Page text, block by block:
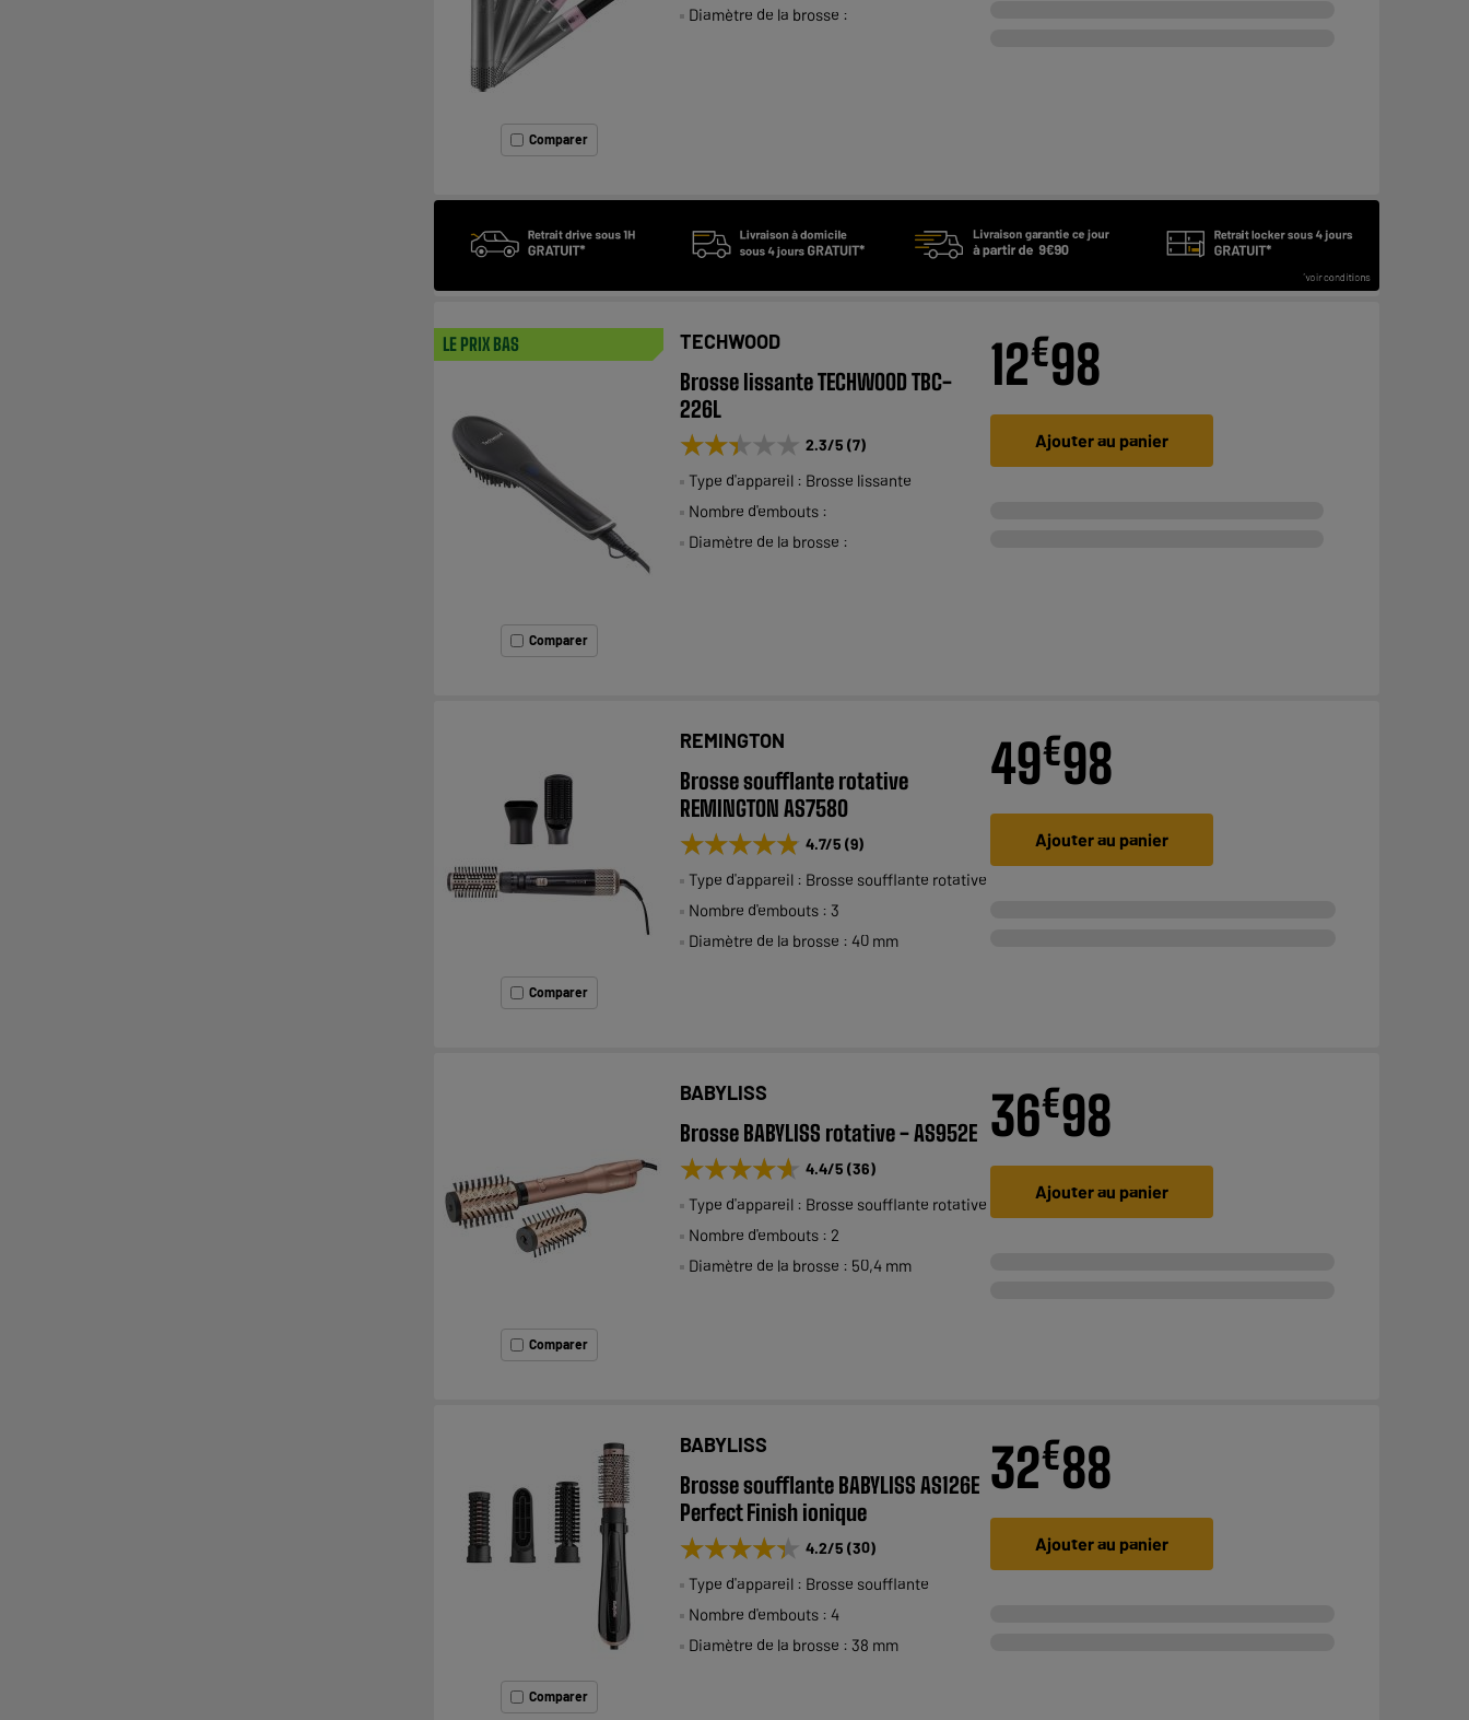
Comparer
Diamètre de la brosse :
LE PRIX BAS
Comparer
TECHWOOD
Brosse lissante TECHWOOD TBC-
226L
★★★★★
★★★★★ 2.3/5 (7)
Type d'appareil : Brosse lissante
Nombre d'embouts :
Diamètre de la brosse :
12€98
Ajouter au panier
Comparer
REMINGTON
Brosse soufflante rotative
REMINGTON AS7580
★★★★★
★★★★★ 4.7/5 (9)
Type d'appareil : Brosse soufflante rotative
Nombre d'embouts : 3
Diamètre de la brosse : 40 mm
49€98
Ajouter au panier
Comparer
BABYLISS
Brosse BABYLISS rotative - AS952E
★★★★★
★★★★★ 4.4/5 (36)
Type d'appareil : Brosse soufflante rotative
Nombre d'embouts : 2
Diamètre de la brosse : 50,4 mm
36€98
Ajouter au panier
Comparer
BABYLISS
Brosse soufflante BABYLISS AS126E
Perfect Finish ionique
★★★★★
★★★★★ 4.2/5 (30)
Type d'appareil : Brosse soufflante
Nombre d'embouts : 4
Diamètre de la brosse : 38 mm
32€88
Ajouter au panier